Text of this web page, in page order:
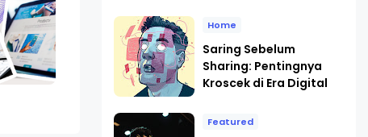
Home
Saring Sebelum
Sharing: Pentingnya
Kroscek di Era Digital
Featured